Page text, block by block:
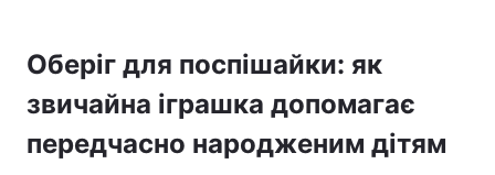
Оберіг для поспішайки: як
звичайна іграшка допомагає
передчасно народженим дітям